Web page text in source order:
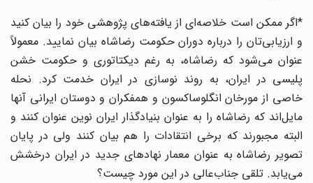
*اگر ممکن است خلاصه‌ای از یافته‌های پژوهشی خود را بیان کنید
و ارزیابی‌تان را درباره دوران حکومت رضاشاه بیان نمایید. معمولاً
عنوان می‌شود که رضاشاه، به رغم دیکتاتوری و حکومت خشن
پلیسی در ایران، به روند نوسازی در ایران خدمت کرد. نحله
خاصی از مورخان انگلوساکسون و همفکران و دوستان ایرانی آنها
مایل‌اند که رضاشاه را به عنوان بنیادگذار ایران نوین عنوان کنند و
البته مجبورند که برخی انتقادات را هم بیان کنند ولی در پایان
تصویر رضاشاه به عنوان معمار نهادهای جدید در ایران درخشش
می‌یابد. تلقی جناب‌عالی در این مورد چیست؟